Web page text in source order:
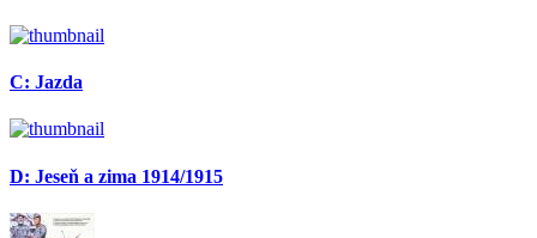
C: Jazda
D: Jeseň a zima 1914/1915